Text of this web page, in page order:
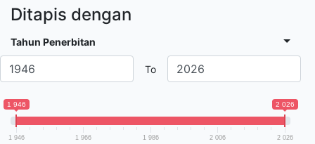
Ditapis dengan
Tahun Penerbitan
To
1 946 2 026
1 946 1 966 1 986 2 006 2 026